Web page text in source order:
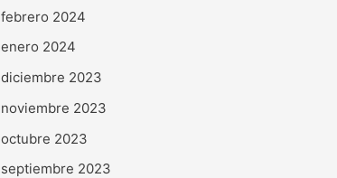
febrero 2024
enero 2024
diciembre 2023
noviembre 2023
octubre 2023
septiembre 2023